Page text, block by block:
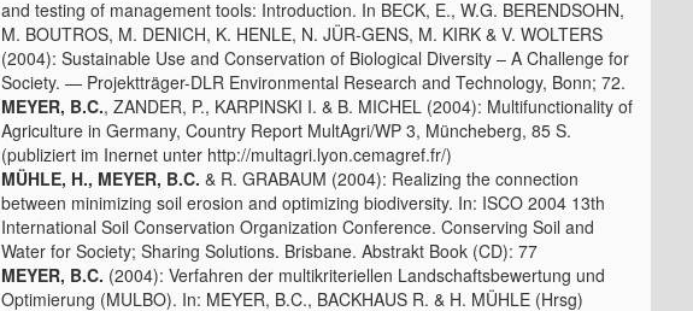
and testing of management tools: Introduction. In BECK, E., W.G. BERENDSOHN,
M. BOUTROS, M. DENICH, K. HENLE, N. JÜR-GENS, M. KIRK & V. WOLTERS
(2004): Sustainable Use and Conservation of Biological Diversity – A Challenge for
Society. — Projektträger-DLR Environmental Research and Technology, Bonn; 72.
MEYER, B.C., ZANDER, P., KARPINSKI I. & B. MICHEL (2004): Multifunctionality of
Agriculture in Germany, Country Report MultAgri/WP 3, Müncheberg, 85 S.
(publiziert im Inernet unter http://multagri.lyon.cemagref.fr/)
MÜHLE, H., MEYER, B.C. & R. GRABAUM (2004): Realizing the connection
between minimizing soil erosion and optimizing biodiversity. In: ISCO 2004 13th
International Soil Conservation Organization Conference. Conserving Soil and
Water for Society; Sharing Solutions. Brisbane. Abstrakt Book (CD): 77
MEYER, B.C. (2004): Verfahren der multikriteriellen Landschaftsbewertung und
Optimierung (MULBO). In: MEYER, B.C., BACKHAUS R. & H. MÜHLE (Hrsg)